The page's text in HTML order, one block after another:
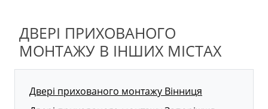
ДВЕРІ ПРИХОВАНОГО
МОНТАЖУ В ІНШИХ МІСТАХ
Двері прихованого монтажу Вінниця